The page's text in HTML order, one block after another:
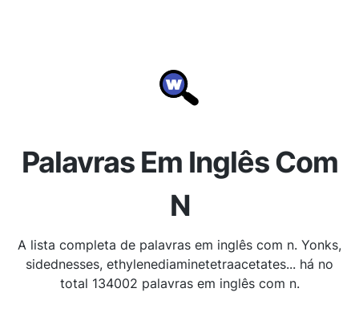
Palavras Em Inglês Com
N
A lista completa de palavras em inglês com n. Yonks,
sidednesses, ethylenediaminetetraacetates... há no
total 134002 palavras em inglês com n.